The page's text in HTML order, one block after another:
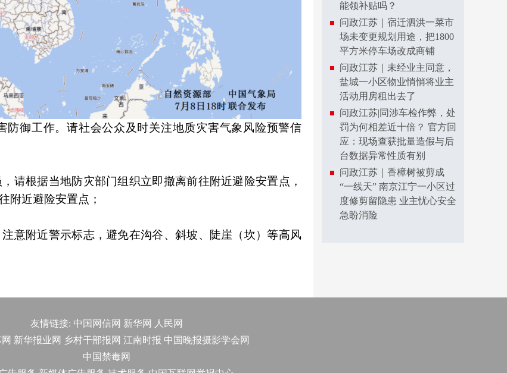
御工作。请社会公众及时关注地质灾害气象风险预警信
请根据当地防灾部门组织立即撤离前往附近避险安置点，
附近避险安置点；
意附近警示标志，避免在沟谷、斜坡、陡崖（坎）等高风
能领补贴吗？
问政江苏｜宿迁泗洪一菜市
场未变更规划用途，把1800
平方米停车场改成商铺
问政江苏｜未经业主同意，
盐城一小区物业悄悄将业主
活动用房租出去了
问政江苏|同涉车检作弊，处
罚为何相差近十倍？ 官方回
应：现场查获批量造假与后
台数据异常性质有别
问政江苏｜香樟树被剪成
“一线天” 南京江宁一小区过
度修剪留隐患 业主忧心安全
急盼消险
友情链接: 中国网信网 新华网
人民网
新华报业网 乡村干部报网 江南时报 中国晚报摄影学会网
中国禁毒网